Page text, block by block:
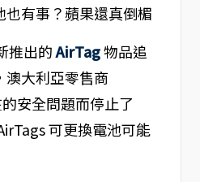
推出的AirTag物品追
澳大利亞零售商
安全問題而停止了
可更換電池可能